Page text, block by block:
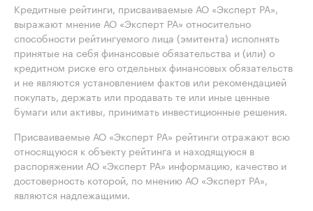
Кредитные рейтинги, присваиваемые АО «Эксперт РА»,
выражают мнение АО «Эксперт РА» относительно
способности рейтингуемого лица (эмитента) исполнять
принятые на себя финансовые обязательства и (или) о
кредитном риске его отдельных финансовых обязательств
и не являются установлением фактов или рекомендацией
покупать, держать или продавать те или иные ценные
бумаги или активы, принимать инвестиционные решения.
Присваиваемые АО «Эксперт РА» рейтинги отражают всю
относящуюся к объекту рейтинга и находящуюся в
распоряжении АО «Эксперт РА» информацию, качество и
достоверность которой, по мнению АО «Эксперт РА»,
являются надлежащими.